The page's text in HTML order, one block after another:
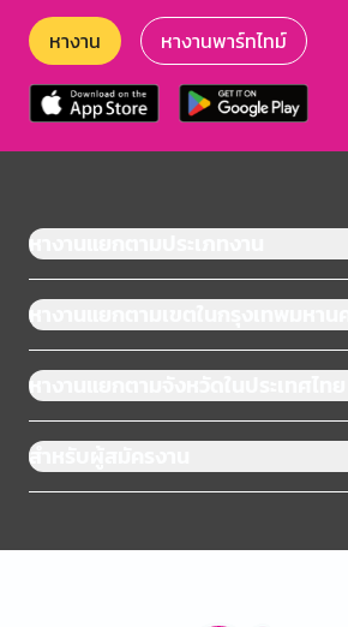
หางาน หางานพาร์ทไทม์
หางานแยกตามประเภทงาน
หางานแยกตามเขตในกรุงเทพมหานคร
หางานแยกตามจังหวัดในประเทศไทย
สำหรับผู้สมัครงาน